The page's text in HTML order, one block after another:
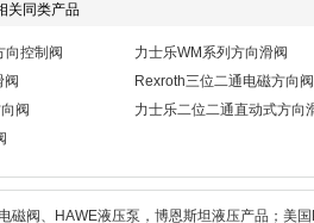
关同类产品
向控制阀 力士乐WM系列方向滑阀
阀
Rexroth三位二通电磁方向阀
阀
力士乐二位二通直动式方向
阀、HAWE液压泵，博恩斯坦液压产品；美